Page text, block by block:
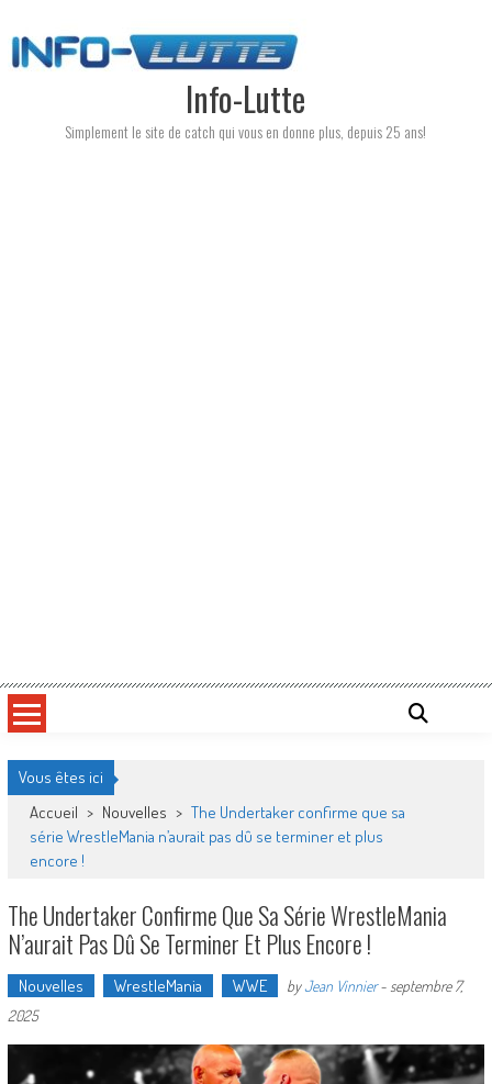
to
content
Info-Lutte
Simplement le site de catch qui vous en donne plus, depuis 25 ans!
Vous êtes ici
Accueil > Nouvelles > The Undertaker confirme que sa
série WrestleMania n’aurait pas dû se terminer et plus
encore !
The Undertaker Confirme Que Sa Série WrestleMania
N’aurait Pas Dû Se Terminer Et Plus Encore !
Nouvelles WrestleMania WWE byJean Vinnier- septembre 7,
2025